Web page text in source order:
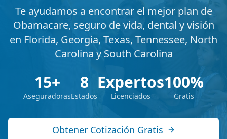
Te ayudamos a encontrar el mejor plan de
Obamacare, seguro de vida, dental y visión
en Florida, Georgia, Texas, Tennessee, North
Carolina y South Carolina
15+
Aseguradoras
8
Estados
Expertos
Licenciados
100%
Gratis
Obtener Cotización Gratis